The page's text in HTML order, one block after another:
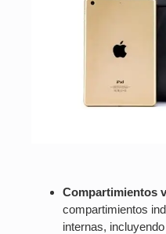
Compartimientos
compartimientos
internas,